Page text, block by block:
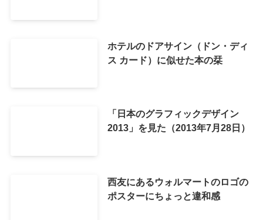
ホテルのドアサイン（ドン・ディ
ス カード）に似せた本の栞
「日本のグラフィックデザイン
2013」を見た（2013年7月28日）
西友にあるウォルマートのロゴの
ポスターにちょっと違和感